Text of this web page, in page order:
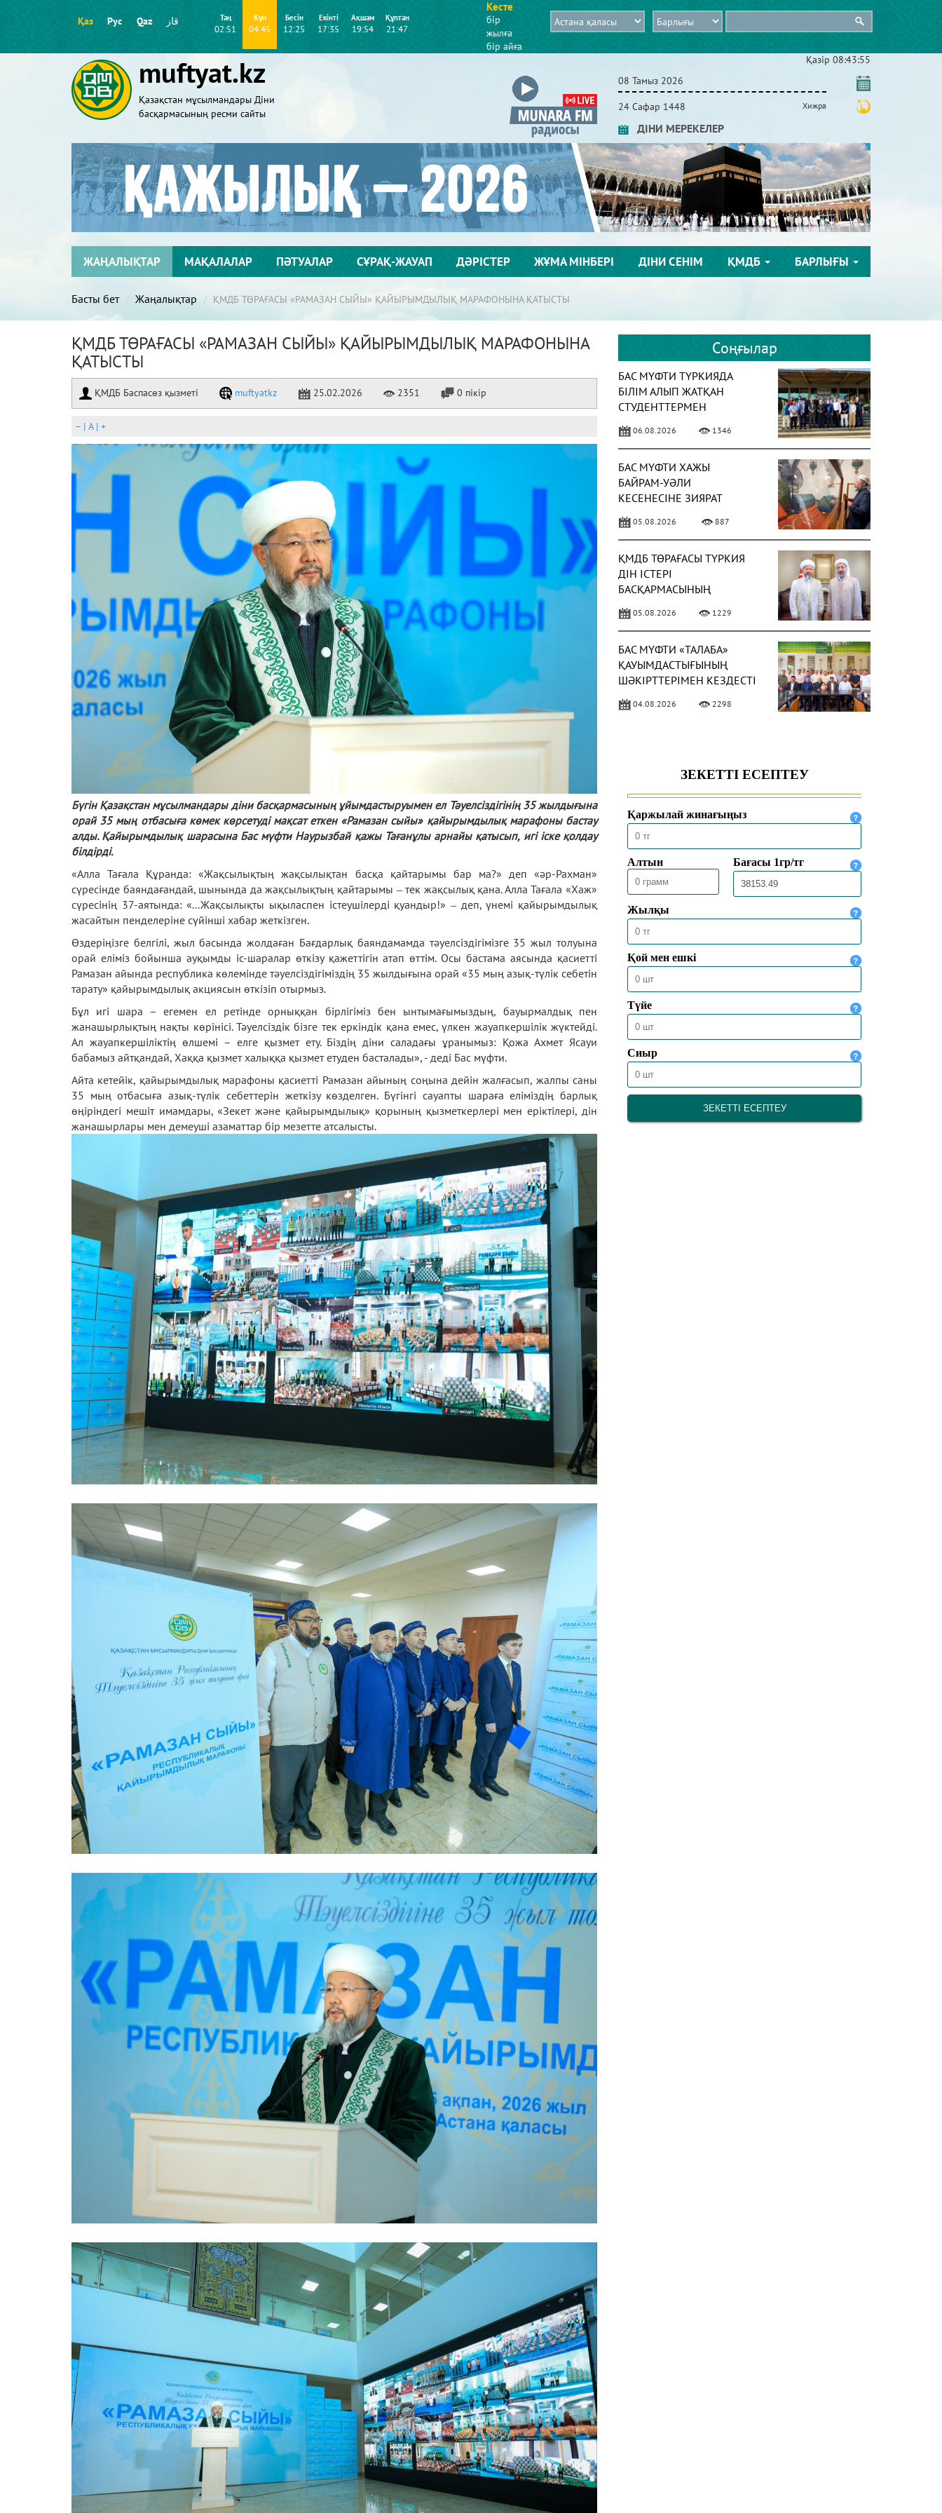
Қаз Рус Qaz قاز Таң
02:51
Күн
04:45
Бесін
12:25
Екінті
17:35
Ақшам
19:54
Құптан
21:47
Кесте
бір
жылға
бір айға
muftyat.kz
Қазақстан мұсылмандары Діни
басқармасының ресми сайты
Қазір 08:43:57
08 Тамыз 2026
24 Сафар 1448 Хижра
ДІНИ МЕРЕКЕЛЕР
ЖАҢАЛЫҚТАР МАҚАЛАЛАР ПӘТУАЛАР СҰРАҚ-ЖАУАП ДӘРІСТЕР ЖҰМА МІНБЕРІ ДІНИ СЕНІМ ҚМДБ БАРЛЫҒЫ
Басты бет Жаңалықтар ҚМДБ ТӨРАҒАСЫ «РАМАЗАН СЫЙЫ» ҚАЙЫРЫМДЫЛЫҚ МАРАФОНЫНА ҚАТЫСТЫ
ҚМДБ ТӨРАҒАСЫ «РАМАЗАН СЫЙЫ» ҚАЙЫРЫМДЫЛЫҚ МАРАФОНЫНА
ҚАТЫСТЫ
ҚМДБ Баспасөз қызметі muftyatkz 25.02.2026 2351 0 пікір
– | A| +
Бүгін Қазақстан мұсылмандары діни басқармасының ұйымдастыруымен ел Тәуелсіздігінің 35 жылдығына
орай 35 мың отбасыға көмек көрсетуді мақсат еткен «Рамазан сыйы» қайырымдылық марафоны бастау
алды. Қайырымдылық шарасына Бас мүфти Наурызбай қажы Тағанұлы арнайы қатысып, игі іске қолдау
білдірді.
«Алла Тағала Құранда: «Жақсылықтың жақсылықтан басқа қайтарымы бар ма?» деп «әр-Рахман»
сүресінде баяндағандай, шынында да жақсылықтың қайтарымы ‒ тек жақсылық қана. Алла Тағала «Хаж»
сүресінің 37-аятында: «...Жақсылықты ықыласпен істеушілерді қуандыр!» ‒ деп, үнемі қайырымдылық
жасайтын пенделеріне сүйінші хабар жеткізген.
Өздеріңізге белгілі, жыл басында жолдаған Бағдарлық баяндамамда тәуелсіздігімізге 35 жыл толуына
орай еліміз бойынша ауқымды іс-шаралар өткізу қажеттігін атап өттім. Осы бастама аясында қасиетті
Рамазан айында республика көлемінде тәуелсіздігіміздің 35 жылдығына орай «35 мың азық-түлік себетін
тарату» қайырымдылық акциясын өткізіп отырмыз.
Бұл игі шара – егемен ел ретінде орныққан бірлігіміз бен ынтымағымыздың, бауырмалдық пен
жанашырлықтың нақты көрінісі. Тәуелсіздік бізге тек еркіндік қана емес, үлкен жауапкершілік жүктейді.
Ал жауапкершіліктің өлшемі – елге қызмет ету. Біздің діни саладағы ұранымыз: Қожа Ахмет Ясауи
бабамыз айтқандай, Хаққа қызмет халыққа қызмет етуден басталады», - деді Бас мүфти.
Айта кетейік, қайырымдылық марафоны қасиетті Рамазан айының соңына дейін жалғасып, жалпы саны
35 мың отбасыға азық-түлік себеттерін жеткізу көзделген. Бүгінгі сауапты шараға еліміздің барлық
өңіріндегі мешіт имамдары, «Зекет және қайырымдылық» қорының қызметкерлері мен еріктілері, дін
жанашырлары мен демеуші азаматтар бір мезетте атсалысты.
Соңғылар
БАС МҮФТИ ТҮРКИЯДА
БІЛІМ АЛЫП ЖАТҚАН
СТУДЕНТТЕРМЕН
06.08.2026 1346
БАС МҮФТИ ХАЖЫ
БАЙРАМ-УӘЛИ
КЕСЕНЕСІНЕ ЗИЯРАТ
05.08.2026 887
ҚМДБ ТӨРАҒАСЫ ТҮРКИЯ
ДІН ІСТЕРІ
БАСҚАРМАСЫНЫҢ
05.08.2026 1229
БАС МҮФТИ «ТАЛАБА»
ҚАУЫМДАСТЫҒЫНЫҢ
ШӘКІРТТЕРІМЕН КЕЗДЕСТІ
04.08.2026 2298
ТҮРКИЯДАҒЫ ТӨТЕНШЕ
ЕЛШІСІМЕН КЕЗДЕСТІ
04.08.2026 2003
БАС МҮФТИ ТӨРАЛҚА
МӘЖІЛІСІН ӨТКІЗДІ
31.07.2026